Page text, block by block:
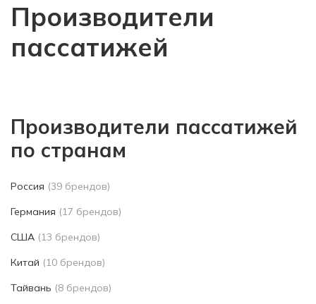
Производители
пассатижей
Производители пассатижей
по странам
Россия (39 брендов)
Германия (17 брендов)
США (13 брендов)
Китай (10 брендов)
Тайвань (8 брендов)